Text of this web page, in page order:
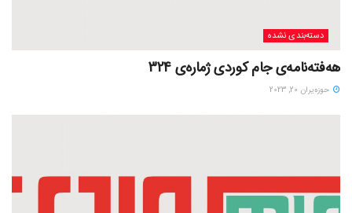
دسته‌بندی نشده
هەفتەنامەی جام کوردی ژمارەی 324
حوزه‌یران 20, 2023